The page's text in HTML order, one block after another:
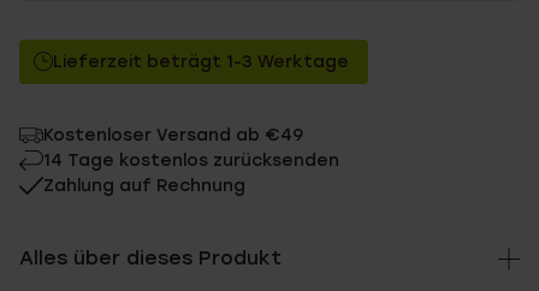
Lieferzeit beträgt 1-3 Werktage
Kostenloser Versand ab €49
14 Tage kostenlos zurücksenden
Zahlung auf Rechnung
Alles über dieses Produkt